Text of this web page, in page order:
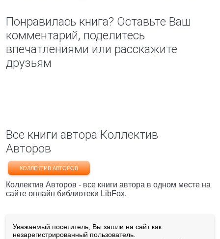
Понравилась книга? Оставьте Ваш
комментарий, поделитесь
впечатлениями или расскажите
друзьям
Все книги автора Коллектив
Авторов
КОЛЛЕКТИВ АВТОРОВ
Коллектив Авторов - все книги автора в одном месте на
сайте онлайн библиотеки LibFox.
Уважаемый посетитель, Вы зашли на сайт как
незарегистрированный пользователь.